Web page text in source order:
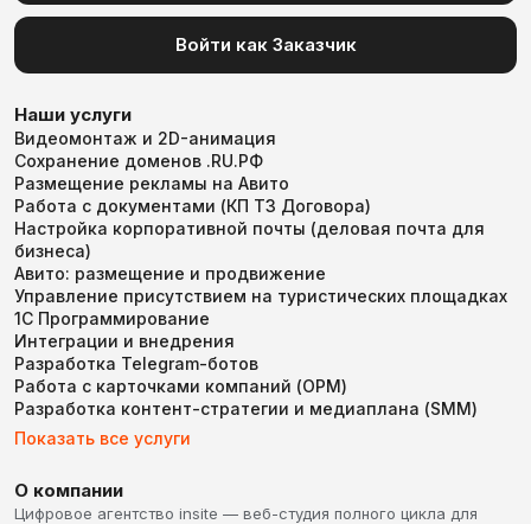
Войти как Заказчик
Наши услуги
Видеомонтаж и 2D-анимация
Сохранение доменов .RU.РФ
Размещение рекламы на Авито
Работа с документами (КП ТЗ Договора)
Настройка корпоративной почты (деловая почта для
бизнеса)
Авито: размещение и продвижение
Управление присутствием на туристических площадках
1С Программирование
Интеграции и внедрения
Разработка Telegram-ботов
Работа с карточками компаний (ОРМ)
Разработка контент-стратегии и медиаплана (SMM)
Показать все услуги
О компании
Цифровое агентство insite — веб-студия полного цикла для